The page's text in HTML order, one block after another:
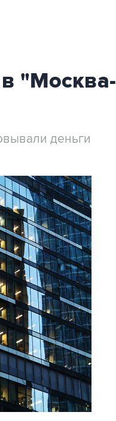
"Москва-
деньги